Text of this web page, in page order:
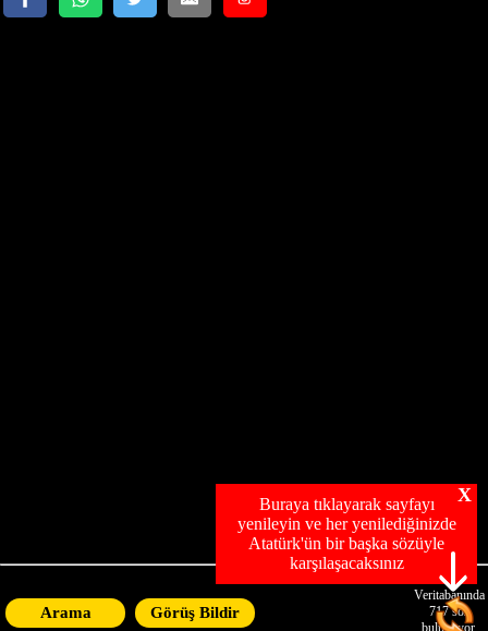
Buraya tıklayarak sayfayı
yenileyin ve her yenilediğinizde
Atatürk'ün bir başka sözüyle
karşılaşacaksınız
X
Veritabanında
717söz
bulunuyor.
Arama Görüş Bildir